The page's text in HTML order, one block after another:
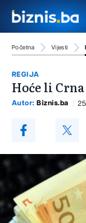
Početna Vijesti
REGIJA
Hoće li
Autor: Biznis.ba